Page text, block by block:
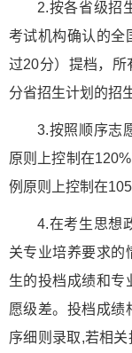
2.按各省级招
考试机构确认的全
过20分）提档，所
分省招生计划的招
3.按照顺序志
原则上控制在
例原则上控制在
4.在考生思想
关专业培养要求的
生的投档成绩和专
愿级差。投档成绩
序细则录取,若相关